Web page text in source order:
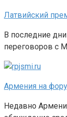
Латвийский
В последние
переговоров с
Армения на
Недавно